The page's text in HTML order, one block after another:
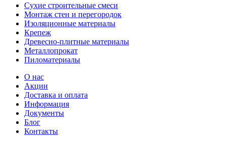
Сухие строительные смеси
Монтаж стен и перегородок
Изоляционные материалы
Крепеж
Древесно-плитные материалы
Металлопрокат
Пиломатериалы
О нас
Акции
Доставка и оплата
Информация
Документы
Блог
Контакты